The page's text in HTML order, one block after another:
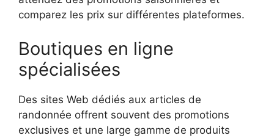
comparez les prix sur différentes plateformes.
Boutiques en ligne
spécialisées
Des sites Web dédiés aux articles de
randonnée offrent souvent des promotions
exclusives et une large gamme de produits